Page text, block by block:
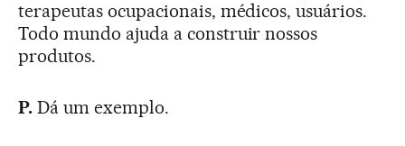
terapeutas ocupacionais, médicos, usuários.
Todo mundo ajuda a construir nossos
produtos.
P.Dá um exemplo.